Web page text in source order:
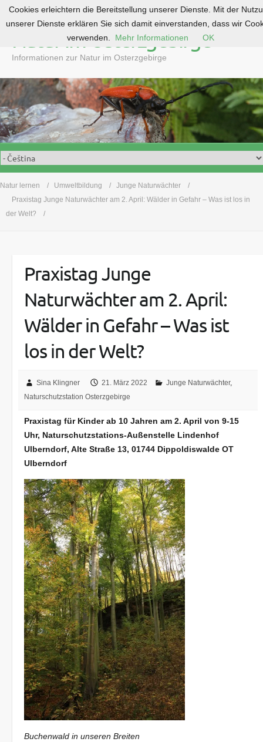
o
c
o
n
t
e
n
Natur im Osterzgebirge
Informationen zur Natur im Osterzgebirge
Natur lernen Umweltbildung
Junge Naturwächter
Praxistag Junge Naturwächter am 2. April: Wälder in Gefahr – Was ist los in
der Welt?
Praxistag Junge
Naturwächter am 2. April:
Wälder in Gefahr – Was ist
los in der Welt?
Sina Klingner 21. März 2022 Junge Naturwächter,
Naturschutzstation Osterzgebirge
Praxistag für Kinder ab 10 Jahren am 2. April von 9-15
Uhr, Naturschutzstations-Außenstelle Lindenhof
Ulberndorf, Alte Straße 13, 01744 Dippoldiswalde OT
Ulberndorf
Buchenwald in unseren Breiten
Cookies erleichtern die Bereitstellung unserer Dienste. Mit der
unserer Dienste erklären Sie sich damit einverstanden, dass wir
verwenden.
Mehr Informationen OK